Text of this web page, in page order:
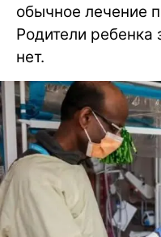
обычное лечение
Родители ребенка
нет.